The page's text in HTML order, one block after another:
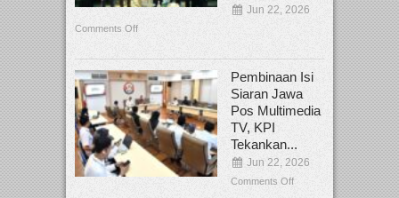
Jun 22, 2026
Comments Off
Pembinaan Isi
Siaran Jawa
Pos Multimedia
TV, KPI
Tekankan...
Jun 22, 2026
Comments Off